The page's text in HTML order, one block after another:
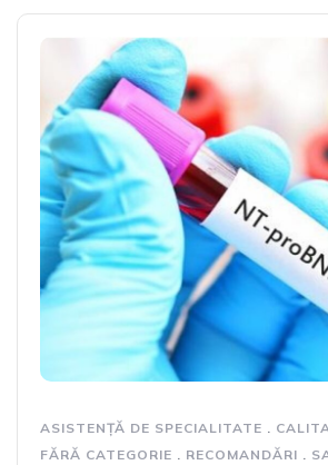
ASISTENȚĂ DE SPECIALITATE .
FĂRĂ CATEGORIE . RECOMANDĂRI .